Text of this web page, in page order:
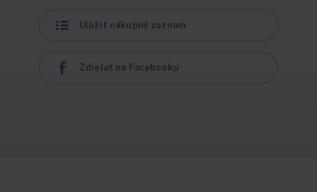
Uložiť nákupný zoznam
Zdielať na Facebooku